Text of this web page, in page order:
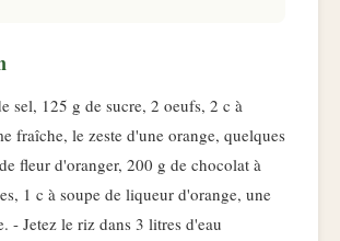
sel, 125 g de sucre, 2 oeufs, 2 c à
fraîche, le zeste d'une orange, quelques
fleur d'oranger, 200 g de chocolat à
1 c à soupe de liqueur d'orange, une
- Jetez le riz dans 3 litres d'eau